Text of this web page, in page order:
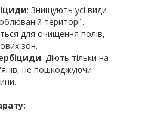
: Знищують усі види
території.
для очищення полів,
зон.
: Діють тільки на
не пошкоджуючи